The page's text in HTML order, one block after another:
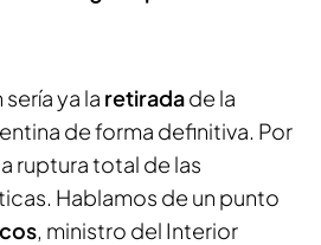
ya la retiradade la
de forma definitiva. Por
ruptura total de las
Hablamos de un punto
, ministro del Interior